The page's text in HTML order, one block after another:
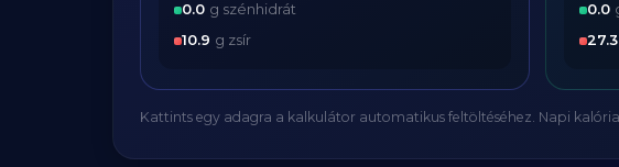
0.0 g szénhidrát
10.9 g zsír
0.0
27.3
Kattints egy adagra a kalkulátor automatikus feltöltéséhez. Napi